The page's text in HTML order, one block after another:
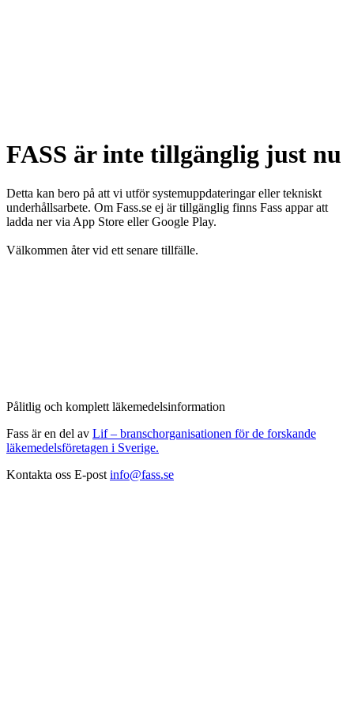
FASS är inte tillgänglig just nu
Detta kan bero på att vi utför systemuppdateringar eller tekniskt
underhållsarbete. Om Fass.se ej är tillgänglig finns Fass appar att
ladda ner via App Store eller Google Play.
Välkommen åter vid ett senare tillfälle.
Pålitlig och komplett läkemedelsinformation
Fass är en del av Lif – branschorganisationen för de forskande
läkemedelsföretagen i Sverige.
Kontakta oss E-post info@fass.se